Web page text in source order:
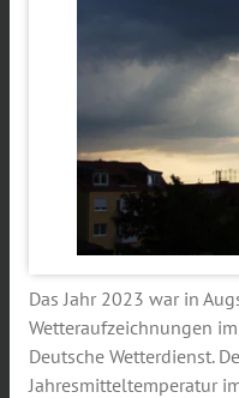
Das Jahr 2023 war in
Wetteraufzeichnungen
Deutsche Wetterdienst.
Jahresmitteltemperatur